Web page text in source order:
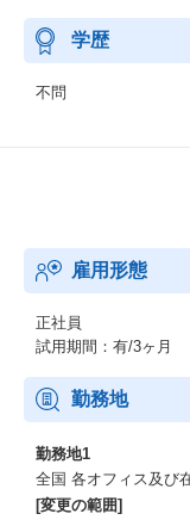
学歴
不問
雇用形態
正社員
試用期間：有/3ヶ月
勤務地
勤務地1
全国 各オフィス及び
[変更の範囲]